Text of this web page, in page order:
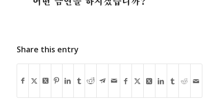
Share this entry